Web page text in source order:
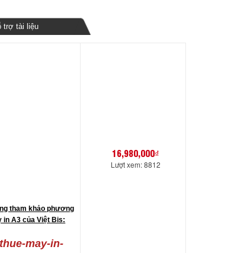
trợ tài liệu
tham khảo phương
in A3 của Việt Bis:
may-in-
16,980,000₫
Lượt xem: 8812